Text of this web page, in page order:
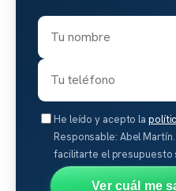
He leído y acepto la
Responsable: Abel
facilitarte el presupuesto
Ver cuál me